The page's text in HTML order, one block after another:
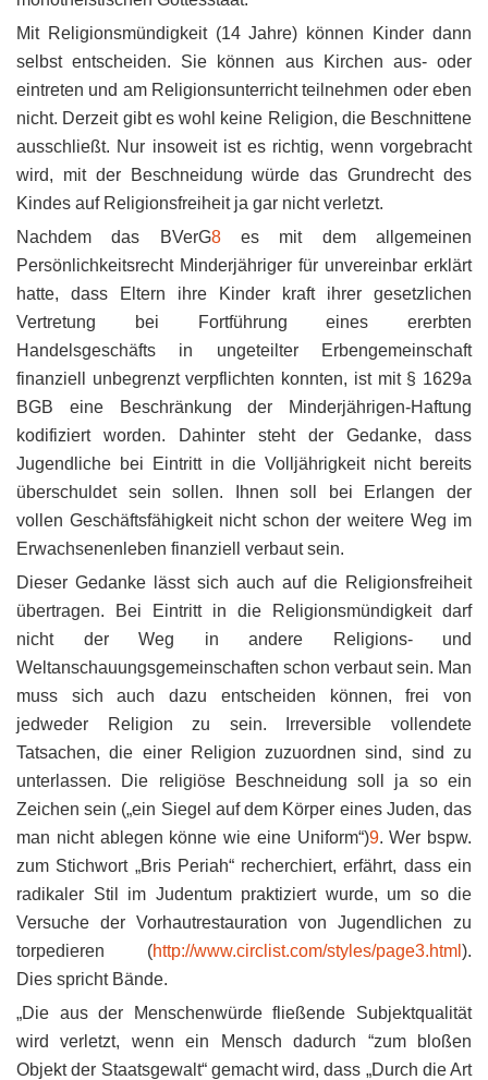
Mit Religionsmündigkeit (14 Jahre) können Kinder dann
selbst entscheiden. Sie können aus Kirchen aus- oder
eintreten und am Religionsunterricht teilnehmen oder eben
nicht. Derzeit gibt es wohl keine Religion, die Beschnittene
ausschließt. Nur insoweit ist es richtig, wenn vorgebracht
wird, mit der Beschneidung würde das Grundrecht des
Kindes auf Religionsfreiheit ja gar nicht verletzt.
Nachdem das BVerG8es mit dem allgemeinen
Persönlichkeitsrecht Minderjähriger für unvereinbar erklärt
hatte, dass Eltern ihre Kinder kraft ihrer gesetzlichen
Vertretung bei Fortführung eines ererbten
Handelsgeschäfts in ungeteilter Erbengemeinschaft
finanziell unbegrenzt verpflichten konnten, ist mit § 1629a
BGB eine Beschränkung der Minderjährigen-Haftung
kodifiziert worden. Dahinter steht der Gedanke, dass
Jugendliche bei Eintritt in die Volljährigkeit nicht bereits
überschuldet sein sollen. Ihnen soll bei Erlangen der
vollen Geschäftsfähigkeit nicht schon der weitere Weg im
Erwachsenenleben finanziell verbaut sein.
Dieser Gedanke lässt sich auch auf die Religionsfreiheit
übertragen. Bei Eintritt in die Religionsmündigkeit darf
nicht der Weg in andere Religions- und
Weltanschauungsgemeinschaften schon verbaut sein. Man
muss sich auch dazu entscheiden können, frei von
jedweder Religion zu sein. Irreversible vollendete
Tatsachen, die einer Religion zuzuordnen sind, sind zu
unterlassen. Die religiöse Beschneidung soll ja so ein
Zeichen sein („ein Siegel auf dem Körper eines Juden, das
man nicht ablegen könne wie eine Uniform“)9. Wer bspw.
zum Stichwort „Bris Periah“ recherchiert, erfährt, dass ein
radikaler Stil im Judentum praktiziert wurde, um so die
Versuche der Vorhautrestauration von Jugendlichen zu
torpedieren (http://www.circlist.com/styles/page3.html ).
Dies spricht Bände.
„Die aus der Menschenwürde fließende Subjektqualität
wird verletzt, wenn ein Mensch dadurch “zum bloßen
Objekt der Staatsgewalt“ gemacht wird, dass „Durch die Art